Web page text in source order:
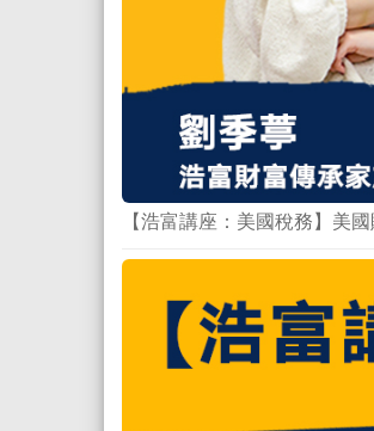
【浩富講座：美國稅務】美